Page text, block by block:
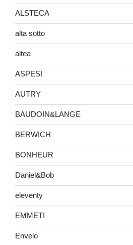
ALSTECA
alta sotto
altea
ASPESI
AUTRY
BAUDOIN&LANGE
BERWICH
BONHEUR
Daniel&Bob
eleventy
EMMETI
Envelo